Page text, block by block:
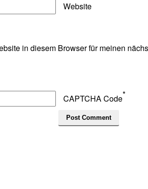
Website
in diesem Browser für meinen
CAPTCHA Code*